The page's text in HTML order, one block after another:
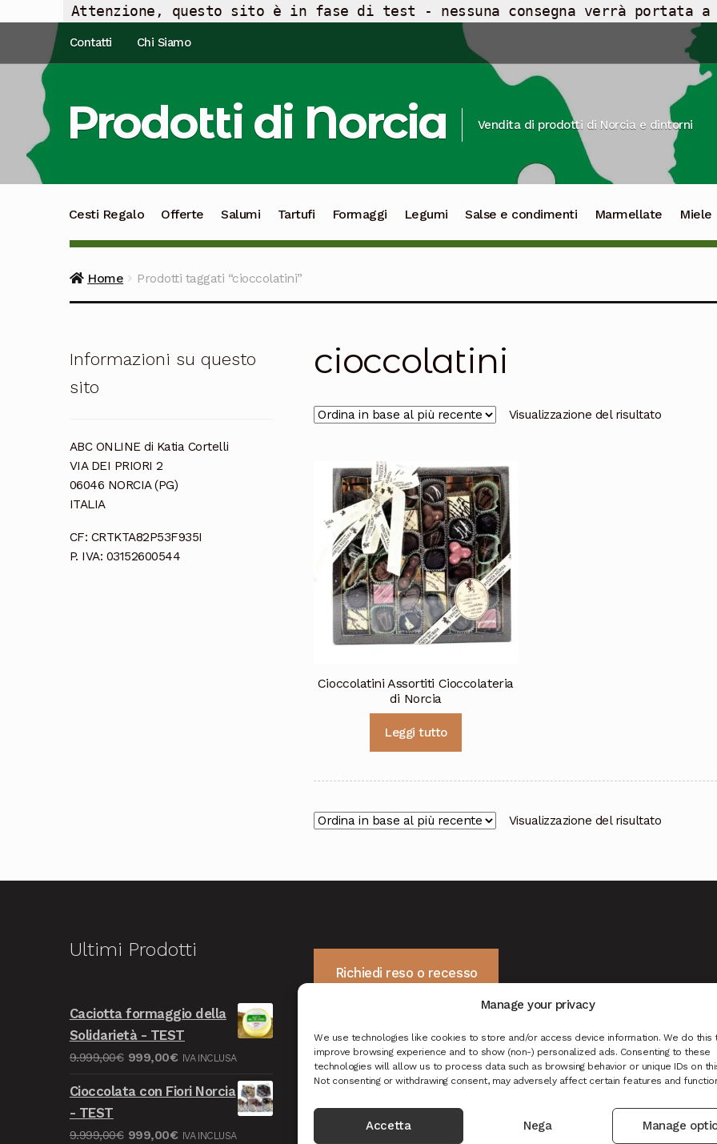
Manage your privacy
We use technologies like cookies to store and/or access device information. We do this
improve browsing experience and to show (non-) personalized ads. Consenting to these
technologies will allow us to process data such as browsing behavior or unique IDs on
Not consenting or withdrawing consent, may adversely affect certain features and
Accetta Nega Manage
Attenzione, questo sito è in fase di test - nessuna consegna verrà portata
Contatti Chi Siamo
Prodotti di Norcia Vendita di prodotti di Norcia e dintorni
Cesti Regalo Offerte Salumi Tartufi Formaggi Legumi Salse e condimenti Marmellate Miele
Home Prodotti taggati “cioccolatini”
cioccolatini
Visualizzazione del risultato
Cioccolatini Assortiti Cioccolateria
di Norcia
Leggi tutto
Visualizzazione del risultato
Informazioni su questo
sito
ABC ONLINE di Katia Cortelli
VIA DEI PRIORI 2
06046 NORCIA (PG)
ITALIA
CF: CRTKTA82P53F935I
P. IVA: 03152600544
Ultimi Prodotti
Caciotta formaggio della
Solidarietà - TEST
9.999,00€ Il
originale
999,00€Il
attuale
IVA INCLUSA
Cioccolata con Fiori Norcia
- TEST
9.999,00€ Il
999,00€IlIVA INCLUSA
Richiedi reso o recesso